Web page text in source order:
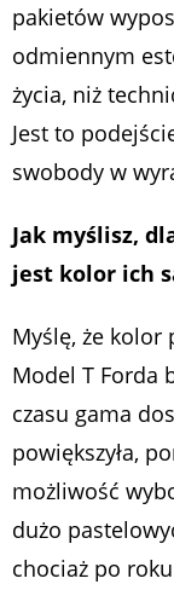
pakietów
odmiennym
życia, niż
Jest to
swobody w
Jak myślisz,
jest kolor ich
Myślę, że kolor
Model T Forda
czasu gama
powiększyła,
możliwość
dużo
chociaż po